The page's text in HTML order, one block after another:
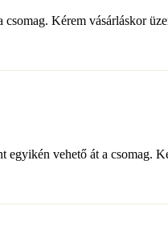
Kérem vásárláskor
vehető át a csomag.